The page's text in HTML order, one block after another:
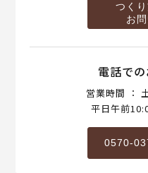
つく
お
電話で
営業時間 ：
平日午前
0570-